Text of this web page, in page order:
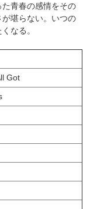
青春の感情をその
堪らない。いつの
なる。
Got